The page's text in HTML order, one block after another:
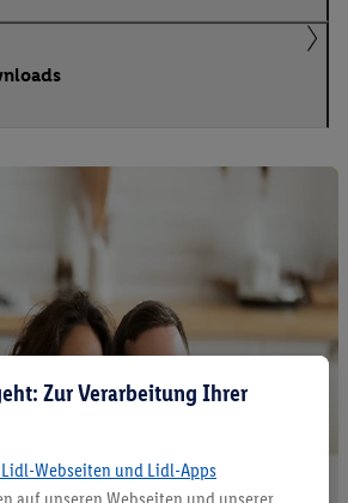
Zur Verarbeitung Ihrer
Webseiten und Lidl-Apps